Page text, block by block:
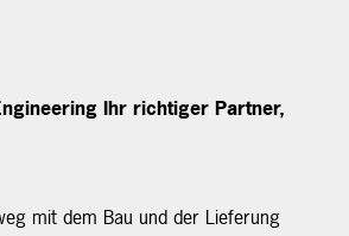
Ihr richtiger Partner,
mit dem Bau und der Lieferung